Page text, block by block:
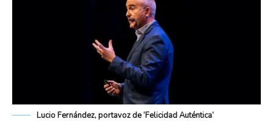
Lucio Fernández, portavoz de ‘Felicidad Auténtica’